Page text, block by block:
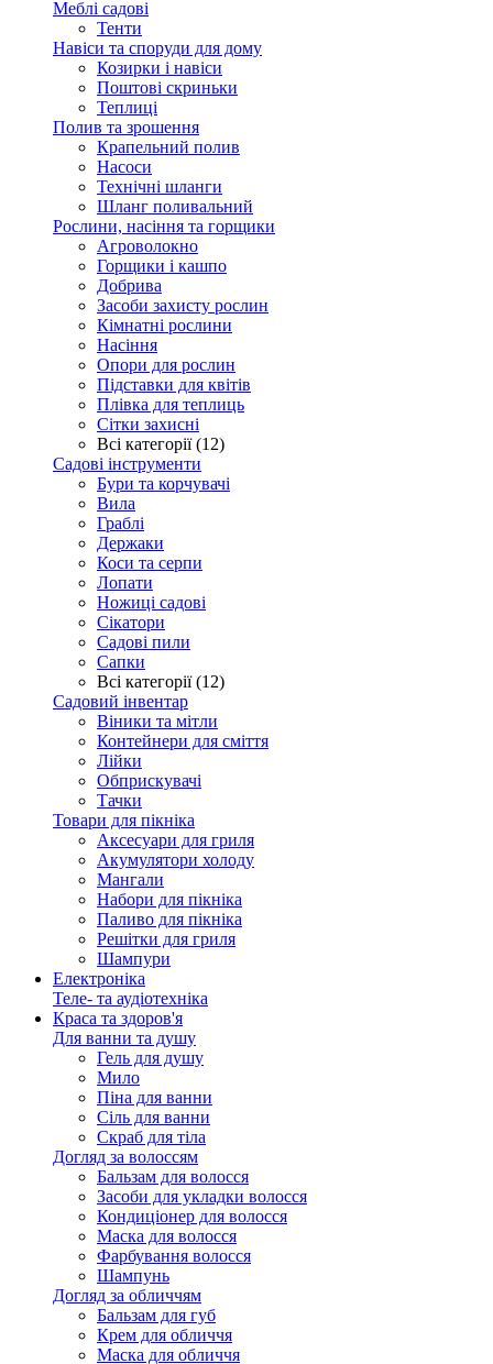
Меблі садові
Тенти
Навіси та споруди для дому
Козирки і навіси
Поштові скриньки
Теплиці
Полив та зрошення
Крапельний полив
Насоси
Технічні шланги
Шланг поливальний
Рослини, насіння та горщики
Агроволокно
Горщики і кашпо
Добрива
Засоби захисту рослин
Кімнатні рослини
Насіння
Опори для рослин
Підставки для квітів
Плівка для теплиць
Сітки захисні
Всі категорії (12)
Садові інструменти
Бури та корчувачі
Вила
Граблі
Держаки
Коси та серпи
Лопати
Ножиці садові
Сікатори
Садові пили
Сапки
Всі категорії (12)
Садовий інвентар
Віники та мітли
Контейнери для сміття
Лійки
Обприскувачі
Тачки
Товари для пікніка
Аксесуари для гриля
Акумулятори холоду
Мангали
Набори для пікніка
Паливо для пікніка
Решітки для гриля
Шампури
Електроніка
Теле- та аудіотехніка
Краса та здоров'я
Для ванни та душу
Гель для душу
Мило
Піна для ванни
Сіль для ванни
Скраб для тіла
Догляд за волоссям
Бальзам для волосся
Засоби для укладки волосся
Кондиціонер для волосся
Маска для волосся
Фарбування волосся
Шампунь
Догляд за обличчям
Бальзам для губ
Крем для обличчя
Маска для обличчя